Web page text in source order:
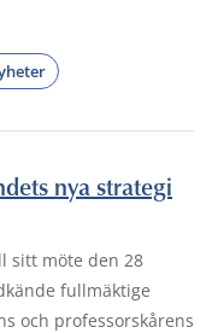
nya strategi
sitt möte den 28
fullmäktige
och professorskårens